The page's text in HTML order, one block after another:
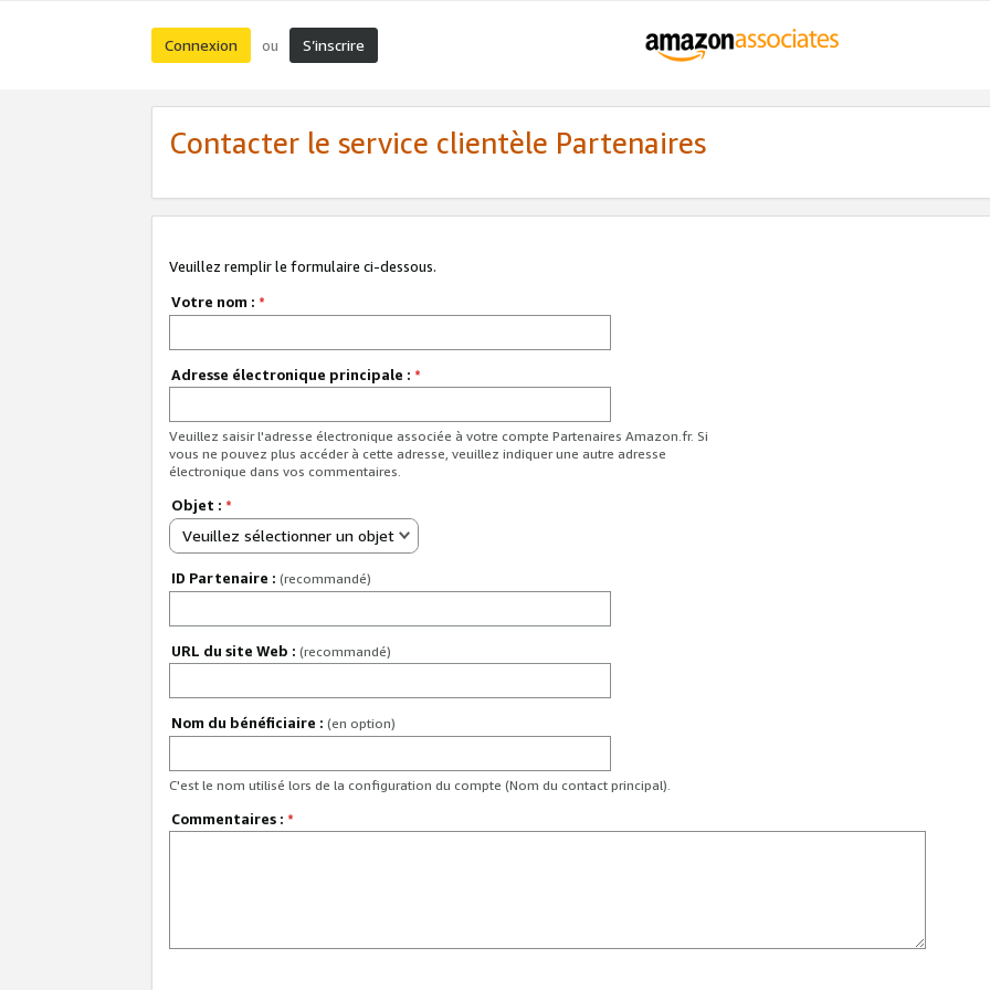
Connexion ou S’inscrire
Contacter le service clientèle Partenaires
Veuillez remplir le formulaire ci-dessous.
Votre nom : *
Adresse électronique principale : *
Veuillez saisir l'adresse électronique associée à votre compte Partenaires Amazon.fr. Si
vous ne pouvez plus accéder à cette adresse, veuillez indiquer une autre adresse
électronique dans vos commentaires.
Objet : *
Veuillez sélectionner un objet
ID Partenaire : (recommandé)
URL du site Web : (recommandé)
Nom du bénéficiaire : (en option)
C'est le nom utilisé lors de la configuration du compte (Nom du contact principal).
Commentaires : *